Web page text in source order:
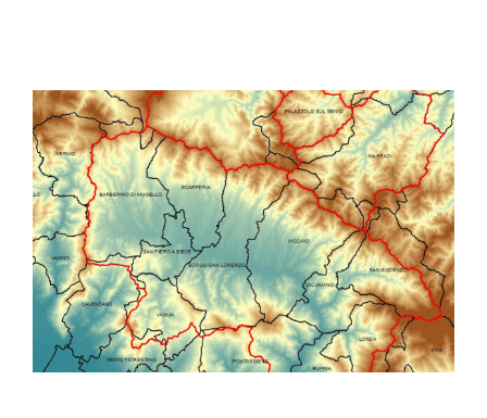
Studio idrologico idraulico a
supporto del piano
strutturale del Mugello